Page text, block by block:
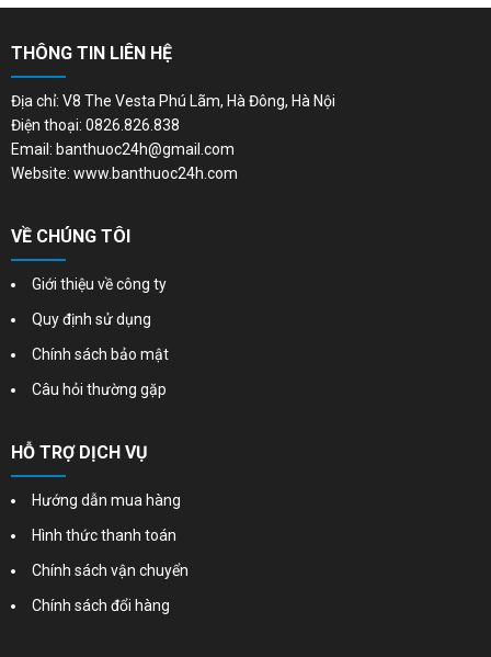
THÔNG TIN LIÊN HỆ
Địa chỉ: V8 The Vesta Phú Lãm, Hà Đông, Hà Nội
Điện thoại: 0826.826.838
Email: banthuoc24h@gmail.com
Website: www.banthuoc24h.com
VỀ CHÚNG TÔI
Giới thiệu về công ty
Quy định sử dụng
Chính sách bảo mật
Câu hỏi thường gặp
HỖ TRỢ DỊCH VỤ
Hướng dẫn mua hàng
Hình thức thanh toán
Chính sách vận chuyển
Chính sách đổi hàng